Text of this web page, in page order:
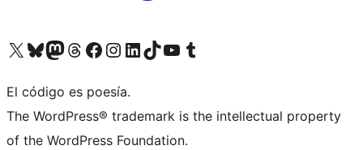
Visita nuestra cuenta de X (anteriormente Twitter)
Visita nuestra cuenta de Bluesky
Visita nuestra cuenta de Mastodon
Visita nuestra cuenta de Threads
Visita nuestra página de Facebook
Visita nuestra cuenta de Instagram
Visita nuestra cuenta de LinkedIn
Visita nuestra cuenta de TikTok
Visita nuestro canal de YouTube
Visita nuestra cuenta de Tumblr
El código es poesía.
The WordPress® trademark is the intellectual property
of the WordPress Foundation.